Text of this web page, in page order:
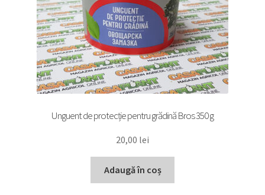
Unguent de protecție pentru grădină Bros 350 g
20,00 lei
Adaugă în coș